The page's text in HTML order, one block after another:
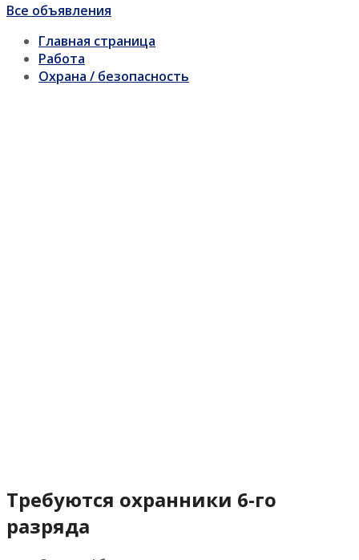
Все объявления
Главная страница
Работа
Охрана / безопасность
Требуются охранники 6-го
разряда